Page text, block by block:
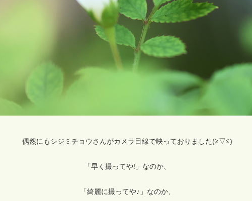
偶然にもシジミチョウさんがカメラ目線で映っておりました(≧▽≦)
「早く撮ってや!」なのか、
「綺麗に撮ってや♪」なのか、